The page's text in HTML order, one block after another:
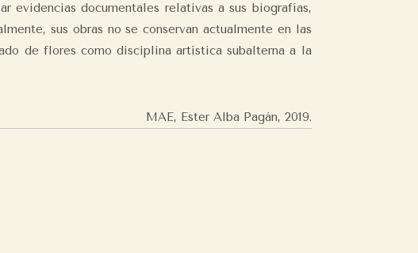
evidencias documentales relativas a sus biografías,
sus obras no se conservan actualmente en las
de flores como disciplina artística subalterna a la
MAE, Ester Alba Pagán, 2019.